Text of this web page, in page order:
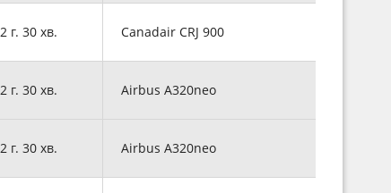
2 г. 30 хв. Canadair CRJ 900
2 г. 30 хв. Airbus A320neo
2 г. 30 хв. Airbus A320neo